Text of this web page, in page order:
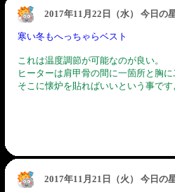
2017年11月22日（水） 今日の
寒い冬もへっちゃらベスト
これは温度調節が可能なのが良い。
ヒーターは肩甲骨の間に一箇所と胸
そこに懐炉を貼ればいいという事で
2017年11月21日（火） 今日の